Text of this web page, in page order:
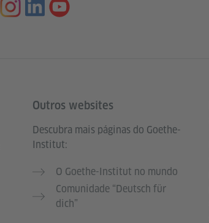
Outros websites
Descubra mais páginas do Goethe-
Institut:
O Goethe-Institut no mundo
Comunidade “Deutsch für
dich”